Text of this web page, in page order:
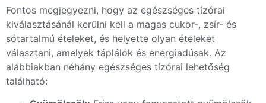
Fontos megjegyezni, hogy az egészséges tízórai
kiválasztásánál kerülni kell a magas cukor-, zsír- és
sótartalmú ételeket, és helyette olyan ételeket
választani, amelyek táplálók és energiadúsak. Az
alábbiakban néhány egészséges tízórai lehetőség
található: